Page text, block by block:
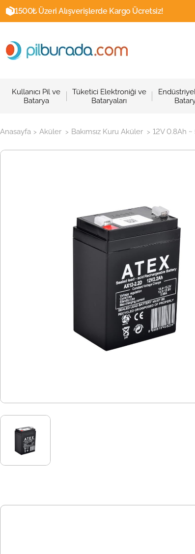
1500₺ Üzeri Alışverişlerde Kargo Ücretsiz!
Kullanıcı Pil ve
Batarya
Tüketici Elektroniği ve
Bataryaları
Anasayfa > Aküler > Bakımsız Kuru Aküler > 12V 0.8Ah ~